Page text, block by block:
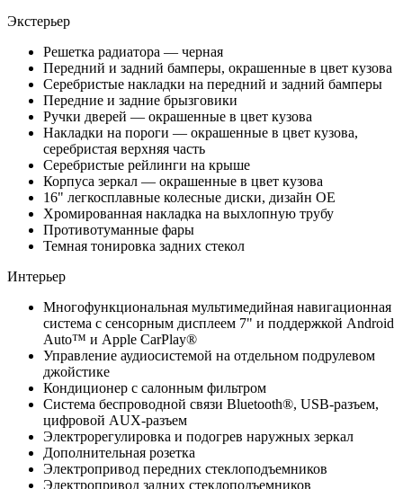
Экстерьер
Решетка радиатора — черная
Передний и задний бамперы, окрашенные в цвет кузова
Серебристые накладки на передний и задний бамперы
Передние и задние брызговики
Ручки дверей — окрашенные в цвет кузова
Накладки на пороги — окрашенные в цвет кузова,
серебристая верхняя часть
Серебристые рейлинги на крыше
Корпуса зеркал — окрашенные в цвет кузова
16" легкосплавные колесные диски, дизайн ОЕ
Хромированная накладка на выхлопную трубу
Противотуманные фары
Темная тонировка задних стекол
Интерьер
Многофункциональная мультимедийная навигационная
система с сенсорным дисплеем 7" и поддержкой Android
Auto™ и Apple CarPlay®
Управление аудиосистемой на отдельном подрулевом
джойстике
Кондиционер с салонным фильтром
Система беспроводной связи Bluetooth®, USB-разъем,
цифровой AUX-разъем
Электрорегулировка и подогрев наружных зеркал
Дополнительная розетка
Электропривод передних стеклоподъемников
Электропривод задних стеклоподъемников